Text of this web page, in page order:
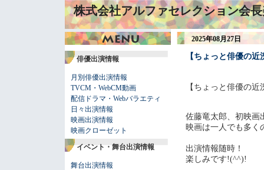
株式会社アルファセレクション会
俳優出演情報
月別俳優出演情報
TVCM・WebCM動画
配信ドラマ・Webバラエティ
日々出演情報
映画出演情報
映画クローゼット
イベント・舞台出演情報
舞台出演情報
2025年08月27日
【ちょっと俳優の
【ちょっと俳優の
佐藤竜太郎、初映画
映画は一人でも多く
出演情報随時！
楽しみです!(^^)!